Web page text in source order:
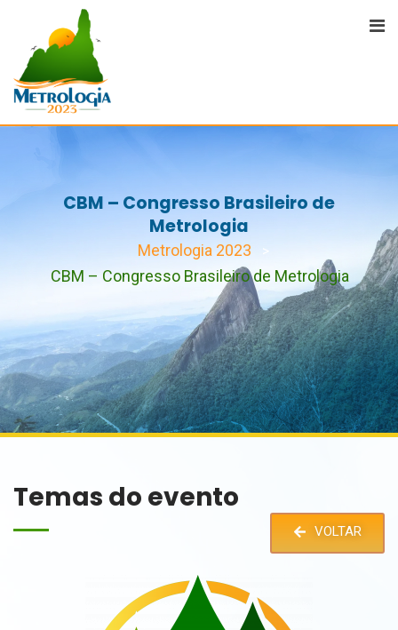
CBM – Congresso Brasileiro de
Metrologia
Metrologia 2023 >
CBM – Congresso Brasileiro de Metrologia
Temas do evento
VOLTAR